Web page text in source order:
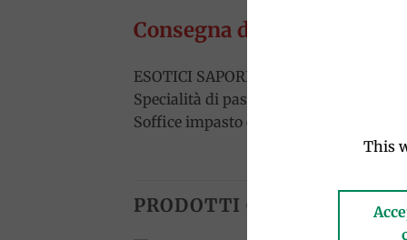
Consegna dal 24.11
ESOTICI SAPORI
Specialità di pasticceria con tanti
Soffice impasto e sapore unico per
PRODOTTI CORRELATI
This